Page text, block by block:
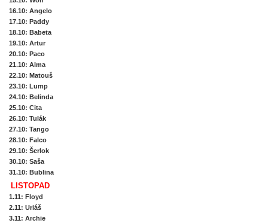
16.10: Angelo
17.10: Paddy
18.10: Babeta
19.10: Artur
20.10: Paco
21.10: Alma
22.10: Matouš
23.10: Lump
24.10: Belinda
25.10: Cita
26.10: Tulák
27.10: Tango
28.10: Falco
29.10: Šerlok
30.10: Saša
31.10: Bublina
LISTOPAD
1.11: Floyd
2.11: Uriáš
3.11: Archie